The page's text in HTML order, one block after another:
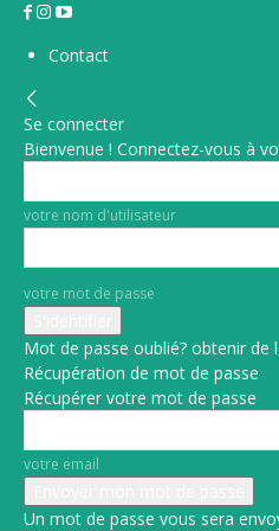
Contact
Se connecter
Bienvenue ! Connectez-vous à
votre nom d'utilisateur
votre mot de passe
Mot de passe oublié? obtenir de
Récupération de mot de passe
Récupérer votre mot de passe
votre email
Un mot de passe vous sera